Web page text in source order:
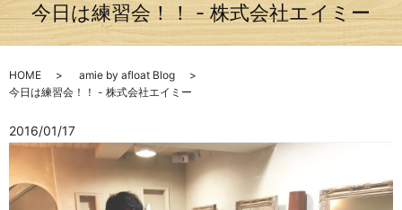
今日は練習会！！ - 株式会社エイミー
HOME
amie by afloat Blog
今日は練習会！！ - 株式会社エイミー
2016/01/17